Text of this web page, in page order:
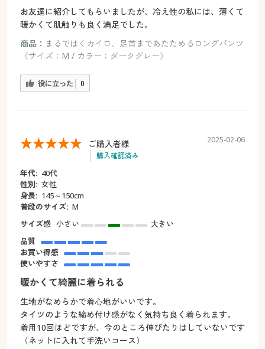
お友達に紹介してもらいましたが、冷え性の私には、薄くて
暖かくて肌触りも良く満足でした。
商品： まるではくカイロ、足首まであたためるロングパンツ
（サイズ：M / カラー：ダークグレー）
役に立った 0
ご購入者様
購入確認済み
2025-02-06
年代: 40代
性別: 女性
身長: 145～150cm
普段のサイズ: M
サイズ感 小さい
大きい
品質
お買い得感
使いやすさ
暖かくて綺麗に着られる
生地がなめらかで着心地がいいです。
タイツのような締め付け感がなく気持ち良く着られます。
着用10回ほどですが、今のところ伸びたりはしていないです
（ネットに入れて手洗いコース）